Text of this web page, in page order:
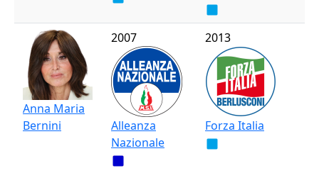
Anna Maria
Bernini
2007
Alleanza
Nazionale
2013
Forza Italia